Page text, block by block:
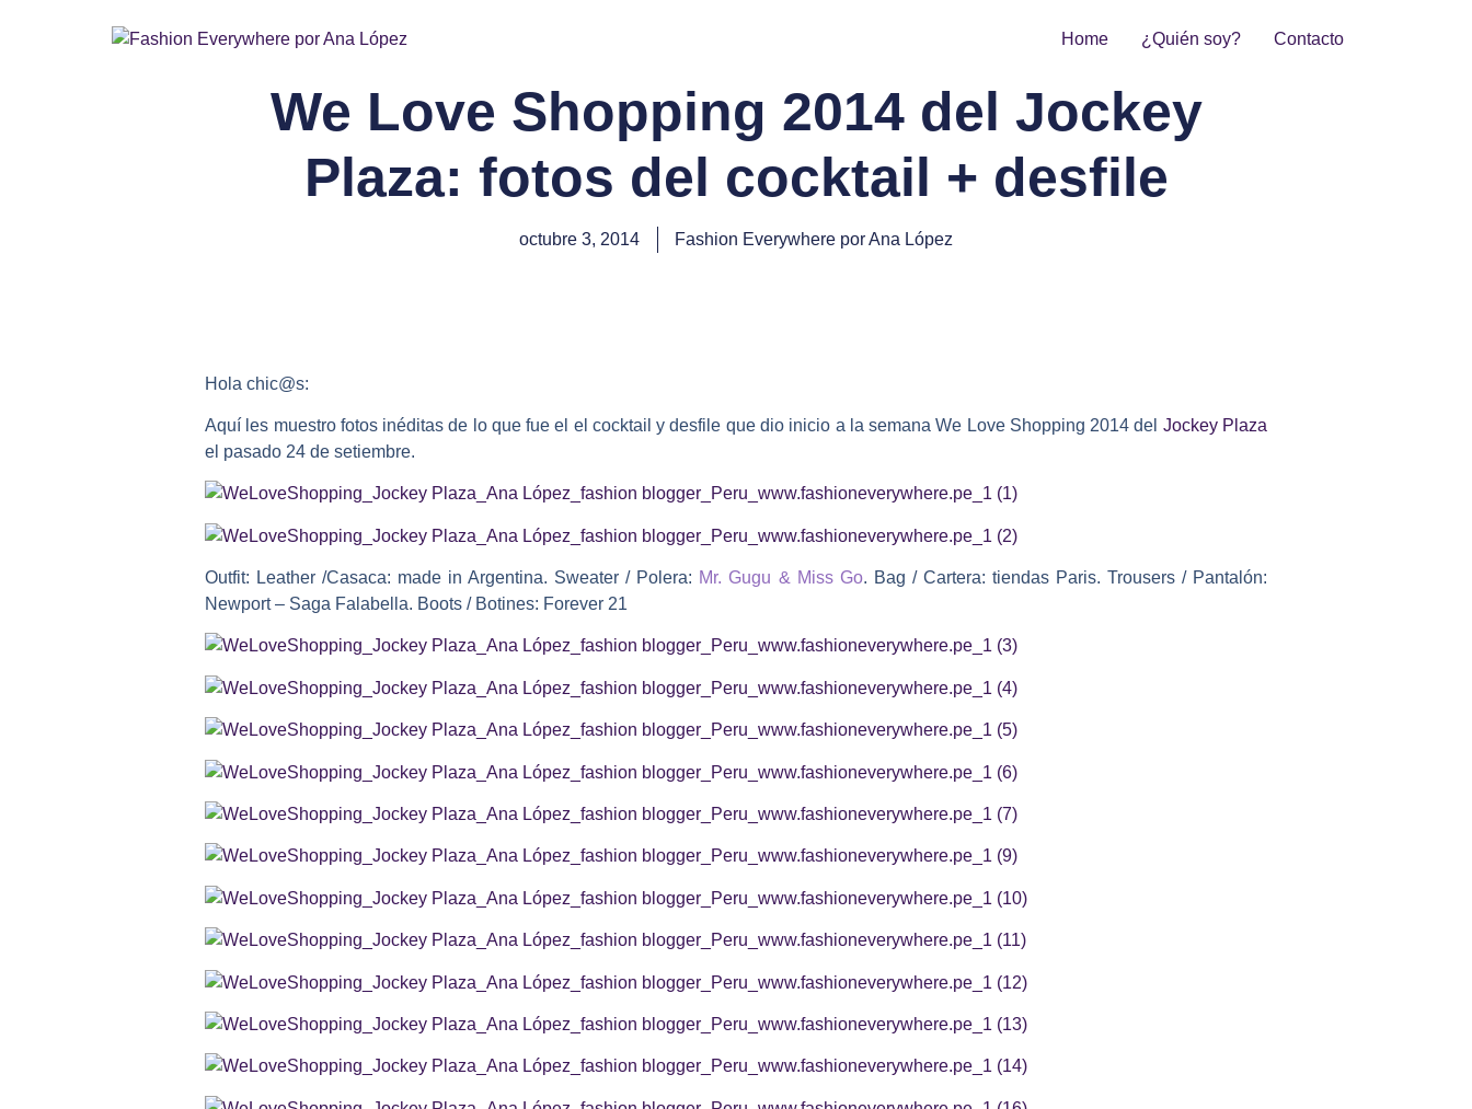
Home ¿Quién soy? Contacto
We Love Shopping 2014 del Jockey
Plaza: fotos del cocktail + desfile
octubre 3, 2014 Fashion Everywhere por Ana López
Hola chic@s:
Aquí les muestro fotos inéditas de lo que fue el el cocktail y desfile que dio inicio a la semanaWe Love Shopping 2014 del Jockey Plaza
el pasado 24 de setiembre.
Outfit: Leather /Casaca: made in Argentina. Sweater / Polera: Mr. Gugu & Miss Go. Bag / Cartera: tiendas Paris. Trousers / Pantalón:
Newport – Saga Falabella. Boots / Botines: Forever 21